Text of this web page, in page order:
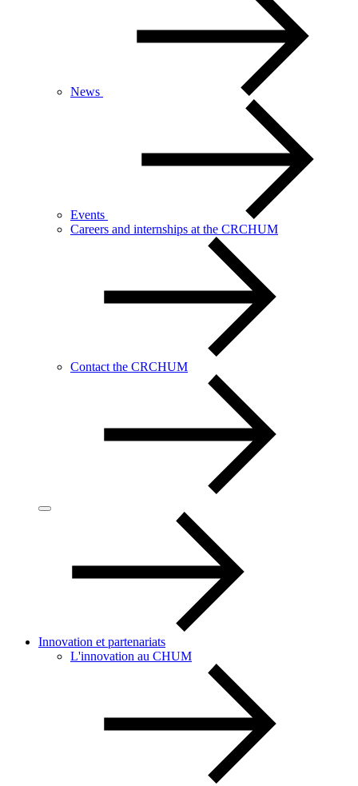
News
Events
Careers and internships at the CRCHUM
Contact the CRCHUM
Innovation et partenariats
L'innovation au CHUM